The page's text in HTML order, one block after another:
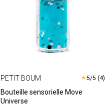
PETIT BOUM ★5/5 (4)
Bouteille sensorielle Move
Universe